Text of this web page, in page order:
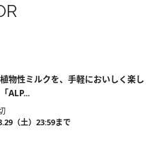
物性ミルクを、手軽においしく楽し
ALP...
（土）23:59まで